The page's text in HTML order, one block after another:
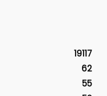
19117
62
55